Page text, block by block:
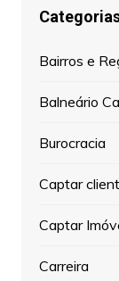
Bairros e
Balneário
Burocracia
Captar
Captar
Carreira